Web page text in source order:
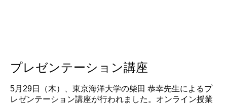
プレゼンテーション講座
5月29日（木）、東京海洋大学の柴田 恭幸先生によるプ
レゼンテーション講座が行われました。オンライン授業